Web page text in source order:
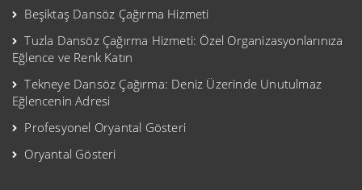
Beşiktaş Dansöz Çağırma Hizmeti
Tuzla Dansöz Çağırma Hizmeti: Özel Organizasyonlarınıza
Eğlence ve Renk Katın
Tekneye Dansöz Çağırma: Deniz Üzerinde Unutulmaz
Eğlencenin Adresi
Profesyonel Oryantal Gösteri
Oryantal Gösteri